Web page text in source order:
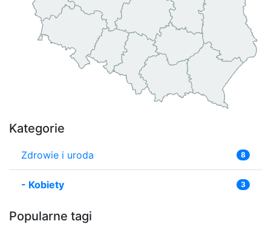
Kategorie
Zdrowie i uroda 8
- Kobiety 3
Popularne tagi